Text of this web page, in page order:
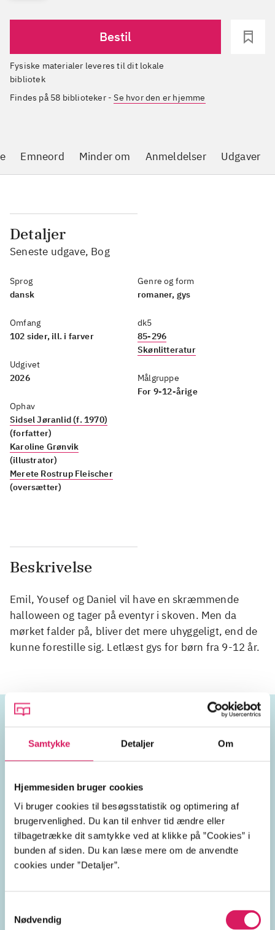
Samtykke Detaljer Om
Hjemmesiden bruger cookies
Vi bruger cookies til besøgsstatistik og optimering af
brugervenlighed. Du kan til enhver tid ændre eller
tilbagetrække dit samtykke ved at klikke på ”Cookies” i
bunden af siden. Du kan læse mere om de anvendte
cookies under ”Detaljer”.
Nødvendig
Bestil
Fysiske materialer leveres til dit lokale
bibliotek
Findes på 58 biblioteker-Se hvor den er hjemme
Emneord Minder om Anmeldelser Udgaver
Detaljer
Seneste udgave, Bog
Sprog
dansk
Omfang
102 sider, ill. i farver
Udgivet
2026
Ophav
Sidsel Jøranlid (f. 1970)
(forfatter)
Karoline Grønvik
(illustrator)
Merete Rostrup Fleischer
(oversætter)
Genre og form
romaner, gys
dk5
85-296
Skønlitteratur
Målgruppe
For 9-12-årige
Beskrivelse
Emil, Yousef og Daniel vil have en skræmmende
halloween og tager på eventyr i skoven. Men da
mørket falder på, bliver det mere uhyggeligt, end de
kunne forestille sig. Letlæst gys for børn fra 9-12 år.
Emneord
venner
drenge fantasi
naturområder lege